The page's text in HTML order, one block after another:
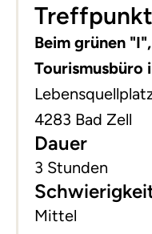
−
Treffpunkt
Beim grünen
Tourismusbüro
4283 Bad Zell
Dauer
3 Stunden
Mittel